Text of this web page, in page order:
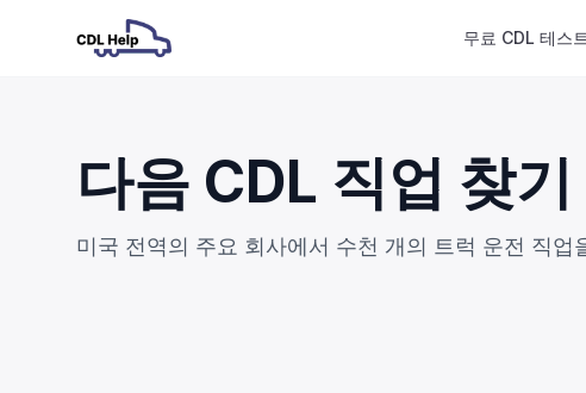
무료 CDL 테스
다음 CDL 직업 찾기
미국 전역의 주요 회사에서 수천 개의 트럭 운전 직업